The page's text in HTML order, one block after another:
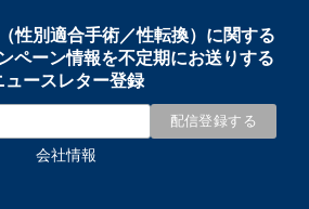
性別適合手術／性転換）に関する
ペーン情報を不定期にお送りする
ュースレター登録
会社情報